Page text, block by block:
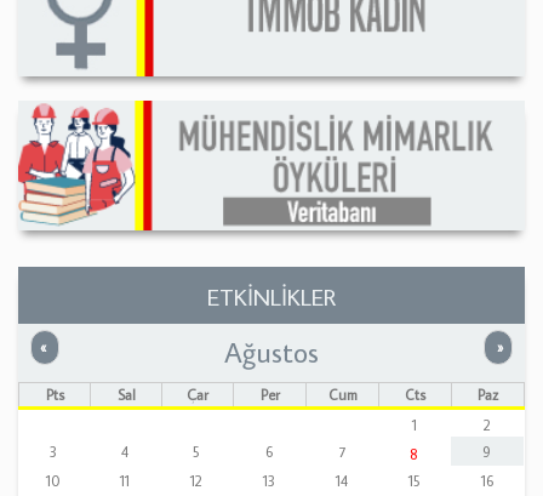
ETKİNLİKLER
« Önceki »
Ağustos
Pts Sal Çar Per Cum Cts
Paz
1
2
3
4 5 6 7 8
9
10
11 12 13 14 15
16